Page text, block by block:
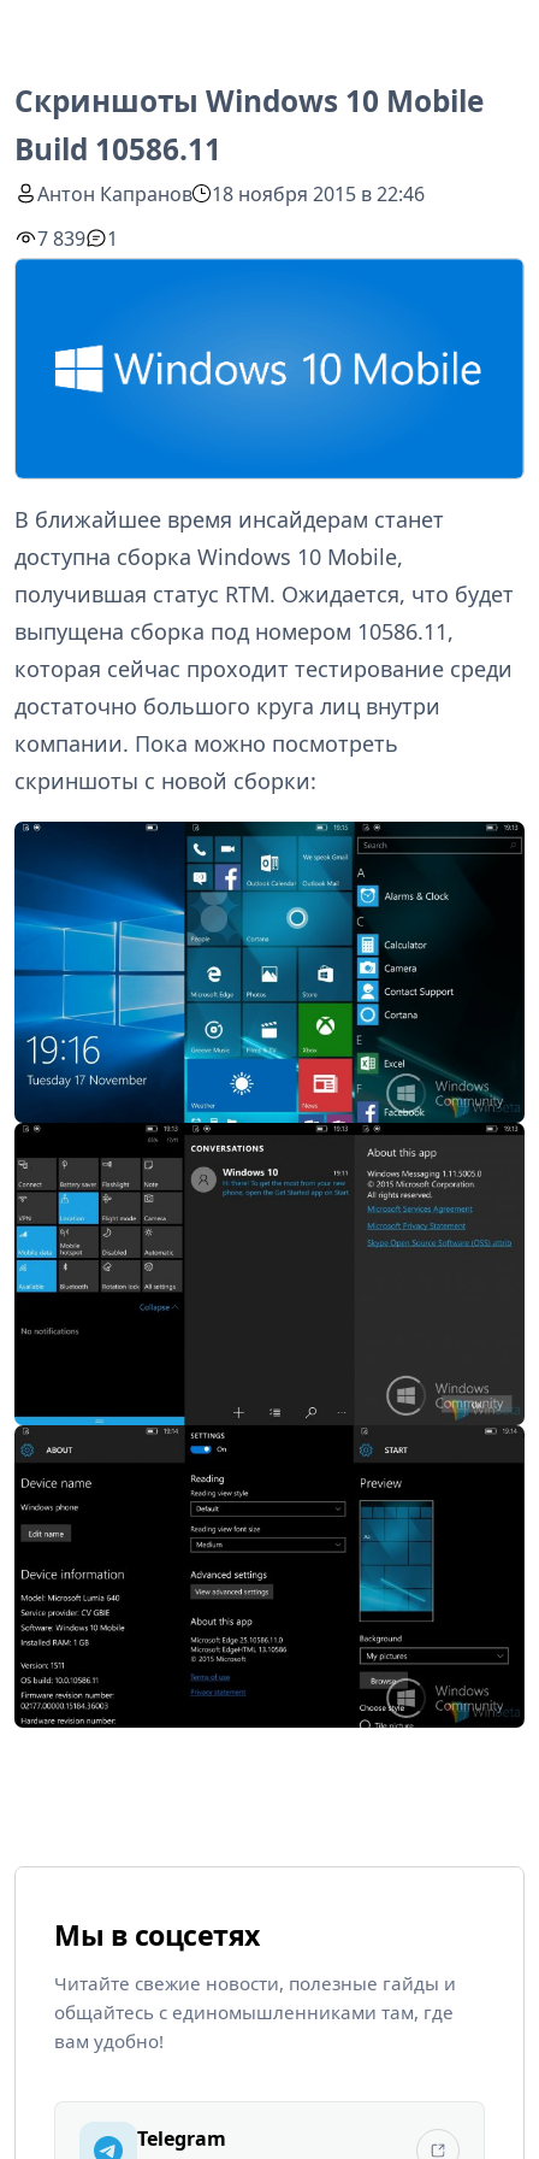
Скриншоты Windows 10 Mobile
Build 10586.11
Антон Капранов
18 ноября 2015 в 22:46
7 839
1
В ближайшее время инсайдерам станет
доступна сборка Windows 10 Mobile,
получившая статус RTM. Ожидается, что будет
выпущена сборка под номером 10586.11,
которая сейчас проходит тестирование среди
достаточно большого круга лиц внутри
компании. Пока можно посмотреть
скриншоты с новой сборки:
Мы в соцсетях
Читайте свежие новости, полезные гайды и
общайтесь с единомышленниками там, где
вам удобно!
Telegram